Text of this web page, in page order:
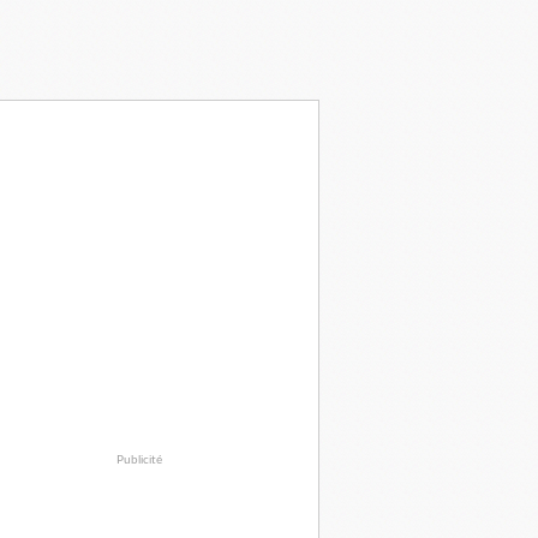
Publicité